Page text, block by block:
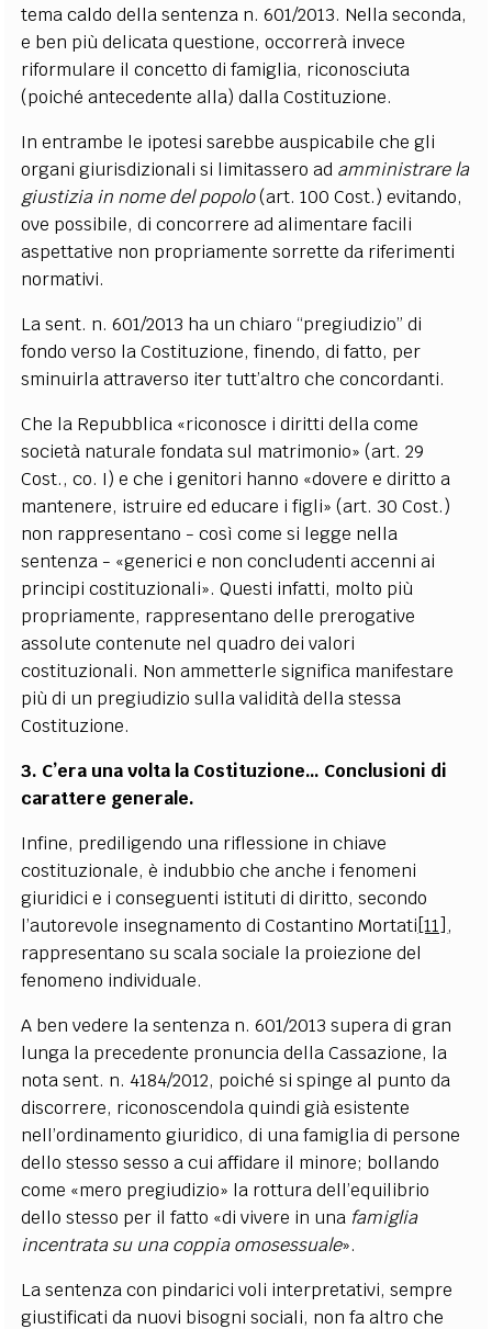
tema caldo della sentenza n. 601/2013. Nella seconda,
e ben più delicata questione, occorrerà invece
riformulare il concetto di famiglia, riconosciuta
(poiché antecedente alla) dalla Costituzione.
In entrambe le ipotesi sarebbe auspicabile che gli
organi giurisdizionali si limitassero ad amministrare la
giustizia in nome del popolo(art. 100 Cost.) evitando,
ove possibile, di concorrere ad alimentare facili
aspettative non propriamente sorrette da riferimenti
normativi.
La sent. n. 601/2013 ha un chiaro “pregiudizio” di
fondo verso la Costituzione, finendo, di fatto, per
sminuirla attraverso iter tutt’altro che concordanti.
Che la Repubblica «riconosce i diritti della come
società naturale fondata sul matrimonio» (art. 29
Cost., co. I) e che i genitori hanno «dovere e diritto a
mantenere, istruire ed educare i figli» (art. 30 Cost.)
non rappresentano - così come si legge nella
sentenza - «generici e non concludenti accenni ai
principi costituzionali». Questi infatti, molto più
propriamente, rappresentano delle prerogative
assolute contenute nel quadro dei valori
costituzionali. Non ammetterle significa manifestare
più di un pregiudizio sulla validità della stessa
Costituzione.
3. C’era una volta la Costituzione… Conclusioni di
carattere generale.
Infine, prediligendo una riflessione in chiave
costituzionale, è indubbio che anche i fenomeni
giuridici e i conseguenti istituti di diritto, secondo
l’autorevole insegnamento di Costantino Mortati [11] ,
rappresentano su scala sociale la proiezione del
fenomeno individuale.
A ben vedere la sentenza n. 601/2013 supera di gran
lunga la precedente pronuncia della Cassazione, la
nota sent. n. 4184/2012, poiché si spinge al punto da
discorrere, riconoscendola quindi già esistente
nell’ordinamento giuridico, di una famiglia di persone
dello stesso sesso a cui affidare il minore; bollando
come «mero pregiudizio» la rottura dell’equilibrio
dello stesso per il fatto «di vivere in una famiglia
incentrata su una coppia omosessuale».
La sentenza con pindarici voli interpretativi, sempre
giustificati da nuovi bisogni sociali, non fa altro che